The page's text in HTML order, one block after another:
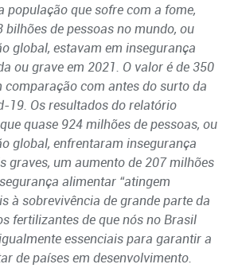
população que sofre com a fome,
bilhões de pessoas no mundo, ou
global, estavam em insegurança
ou grave em 2021. O valor é de 350
comparação com antes do surto da
19. Os resultados do relatório
quase 924 milhões de pessoas, ou
global, enfrentaram insegurança
graves, um aumento de 207 milhões
alimentar “atingem
à sobrevivência de grande parte da
fertilizantes de que nós no Brasil
essenciais para garantir a
de países em desenvolvimento.